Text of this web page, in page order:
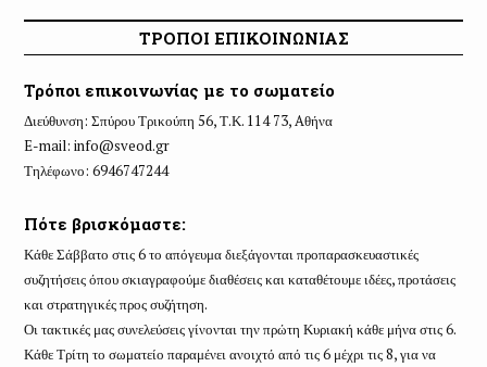
ΤΡΟΠΟΙ ΕΠΙΚΟΙΝΩΝΙΑΣ
Τρόποι επικοινωνίας με το σωματείο
Διεύθυνση: Σπύρου Τρικούπη 56, Τ.Κ. 114 73, Aθήνα
E-mail: info@sveod.gr
Τηλέφωνο: 6946747244
Πότε βρισκόμαστε:
Κάθε Σάββατο στις 6 το απόγευμα διεξάγονται προπαρασκευαστικές
συζητήσεις όπου σκιαγραφούμε διαθέσεις και καταθέτουμε ιδέες, προτάσεις
και στρατηγικές προς συζήτηση.
Οι τακτικές μας συνελεύσεις γίνονται την πρώτη Κυριακή κάθε μήνα στις 6.
Κάθε Τρίτη το σωματείο παραμένει ανοιχτό από τις 6 μέχρι τις 8, για να